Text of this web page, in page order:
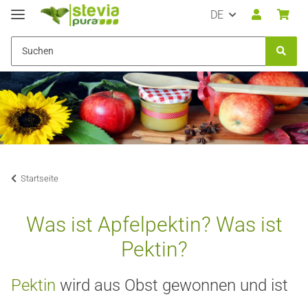
DE
Startseite
Was ist Apfelpektin? Was ist
Pektin?
Pektin wird aus Obst gewonnen und ist